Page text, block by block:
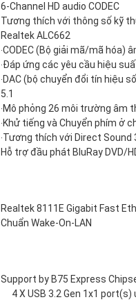
6-Channel HD audio CODEC
Tương thích với thông số kỹ
Realtek ALC662
‧CODEC (Bộ giải mã/mã hóa)
‧Đáp ứng các yêu cầu hiệu
‧DAC (bộ chuyển đổi tín hiệu
5.1
‧Mô phỏng 26 môi trường âm
‧Khử tiếng và Chuyển phím ở
‧Tương thích với Direct Sound
Hỗ trợ đầu phát BluRay DVD/
Realtek 8111E Gigabit Fast
Chuẩn Wake-On-LAN
Support by B75 Express
4 X USB 3.2 Gen 1x1